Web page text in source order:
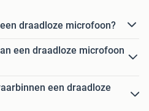
draadloze microfoon?
een draadloze microfoon
een draadloze